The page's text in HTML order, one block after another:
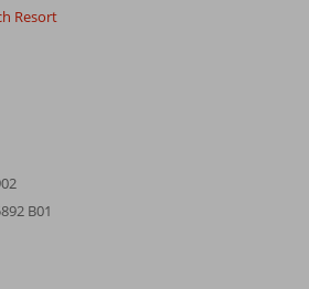
Resort
B01